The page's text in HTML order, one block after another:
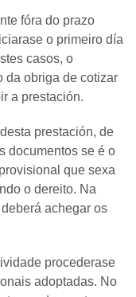
fóra do prazo
o primeiro día
casos, o
da obriga de cotizar
a prestación.
prestación, de
documentos se é o
que sexa
o dereito. Na
achegar os
procederase
adoptadas. No